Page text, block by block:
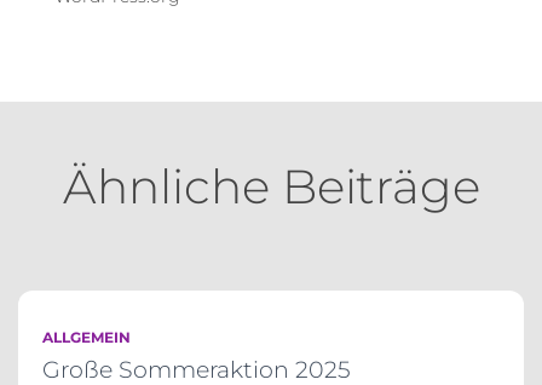
Ähnliche Beiträge
ALLGEMEIN
Große Sommeraktion 2025